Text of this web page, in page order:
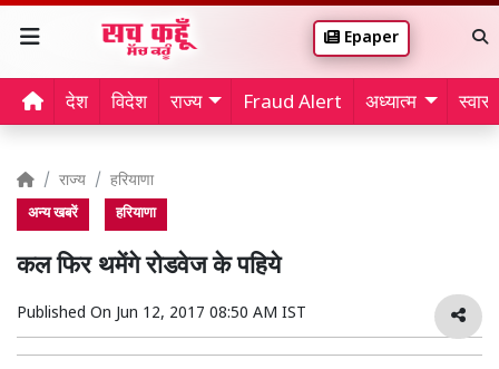
Epaper
देश विदेश राज्य Fraud Alert अध्यात्म
राज्य हरियाणा
अन्य खबरें हरियाणा
कल फिर थमेंगे रोडवेज के पहिये
Published On Jun 12, 2017 08:50 AM IST